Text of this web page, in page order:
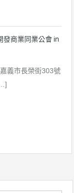
發商業同業公會in
義市長榮街303號